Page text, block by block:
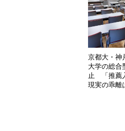
京都大・神
大学の総合
止 「推薦
現実の乖離